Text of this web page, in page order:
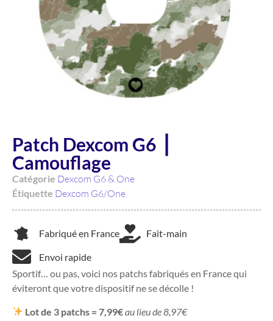
Patch Dexcom G6 ⎥
Camouflage
Catégorie Dexcom G6 & One
Étiquette Dexcom G6/One
Fabriqué en France Fait-main
Envoi rapide
Sportif… ou pas, voici nos patchs fabriqués en France qui
éviteront que votre dispositif ne se décolle !
Lot de 3 patchs = 7,99€au lieu de 8,97€